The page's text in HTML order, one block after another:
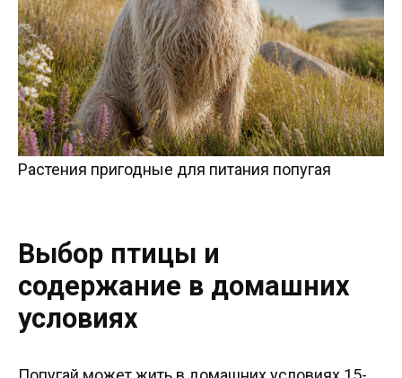
Растения пригодные для питания попугая
Выбор птицы и
содержание в домашних
условиях